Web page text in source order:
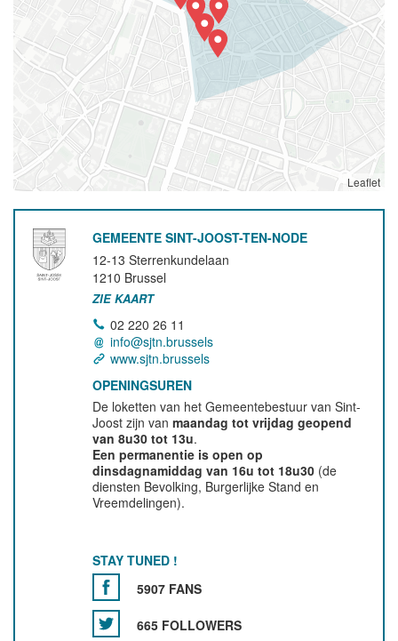
Leaflet
GEMEENTE SINT-JOOST-TEN-NODE
12-13 Sterrenkundelaan
1210 Brussel
ZIE KAART
02 220 26 11
info@sjtn.brussels
www.sjtn.brussels
OPENINGSUREN
De loketten van het Gemeentebestuur van Sint-
Joost zijn vanmaandag tot vrijdag geopend
van 8u30 tot 13u.
Een permanentie is open op
dinsdagnamiddag van 16u tot 18u30 (de
diensten Bevolking, Burgerlijke Stand en
Vreemdelingen).
STAY TUNED !
5907 FANS
665 FOLLOWERS